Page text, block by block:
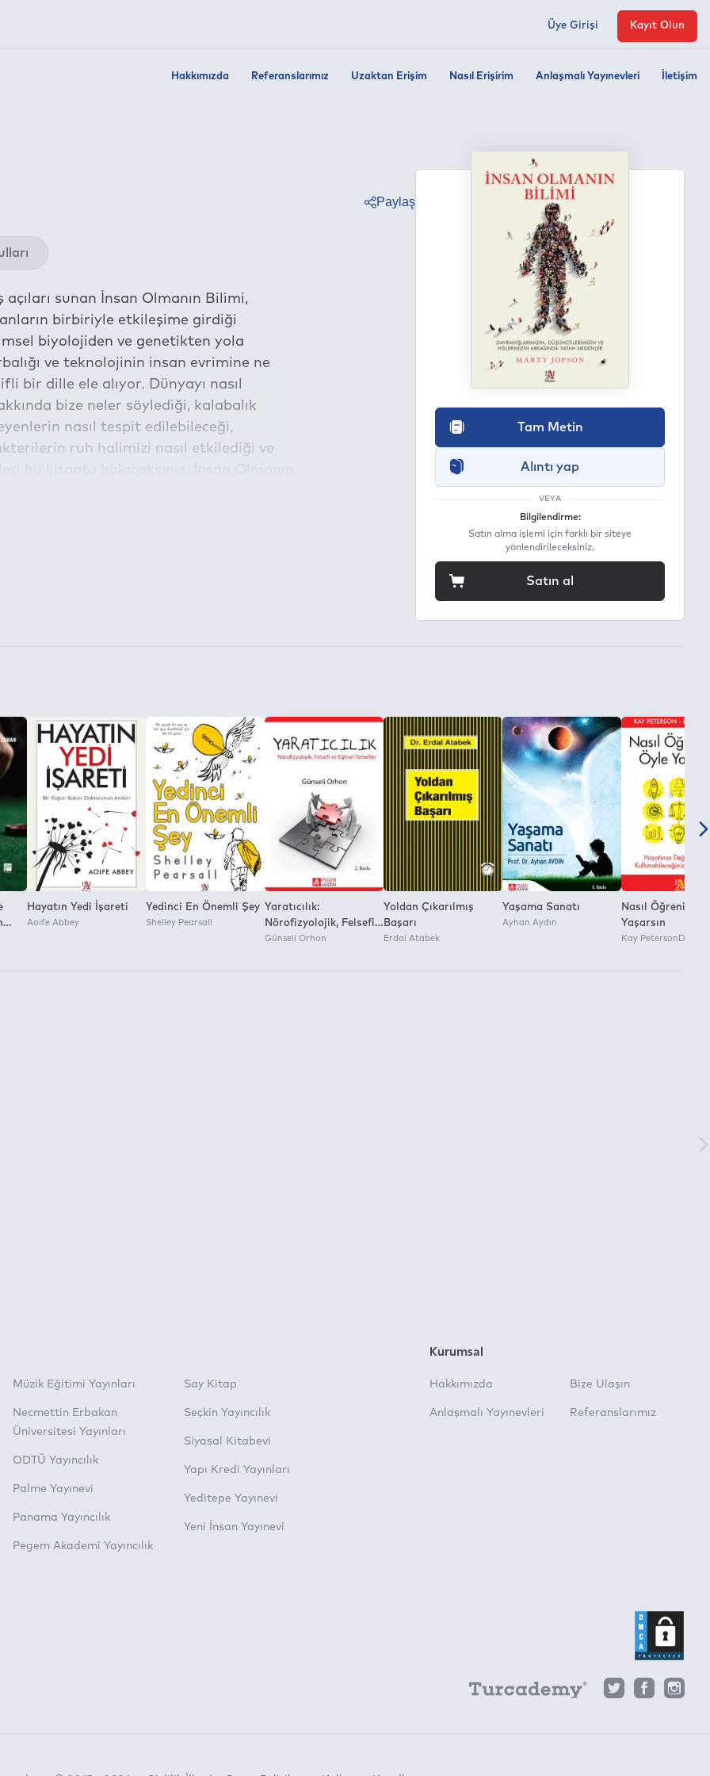
Hakkımızda Referanslarımız Uzaktan Erişim Nasıl Erişirim Anlaşmalı Yayınevleri İletişim
Üye Girişi Kayıt Olun
Paylaş
açıları sunan İnsan Olmanın Bilimi,
birbiriyle etkileşime girdiği
biyolojiden ve genetikten yola
ve teknolojinin insan evrimine ne
bir dille ele alıyor. Dünyayı nasıl
bize neler söylediği, kalabalık
nasıl tespit edilebileceği,
ruh halimizi nasıl etkilediği ve
bu kitapta bulacaksınız. İnsan Olmanın
İzni:
Tam Metin
Alıntı yap
VEYA
Bilgilendirme:
Satın alma işlemi için farklı bir siteye
yönlendirileceksiniz.
Satın al
Hayatın Yedi İşareti
Aoife Abbey
Yedinci En Önemli Şey
Shelley Pearsall
Yaratıcılık:
Nörofizyolojik, Felsefi
ve Eğitsel Temeller
Günseli Orhon
Yoldan Çıkarılmış
Başarı
Erdal Atabek
Yaşama Sanatı
Ayhan Aydın
Nasıl
Yaşarsın
Kay PetersonDavid
Müzik Eğitimi Yayınları
Necmettin Erbakan
Üniversitesi Yayınları
ODTÜ Yayıncılık
Palme Yayınevi
Panama Yayıncılık
Pegem Akademi Yayıncılık
Say Kitap
Seçkin Yayıncılık
Siyasal Kitabevi
Yapı Kredi Yayınları
Yeditepe Yayınevi
Yeni İnsan Yayınevi
Kurumsal
Hakkımızda
Anlaşmalı Yayınevleri
Bize Ulaşın
Referanslarımız